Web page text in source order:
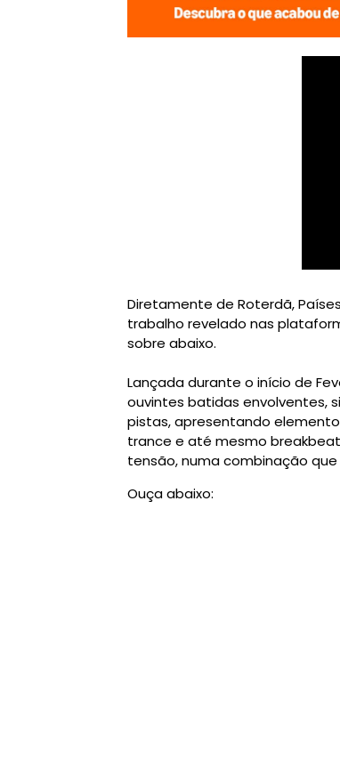
Diretamente de Roterdã,
trabalho revelado nas
sobre abaixo.
Lançada durante o início de
ouvintes batidas envolventes,
pistas, apresentando
trance e até mesmo
tensão, numa combinação
Ouça abaixo: